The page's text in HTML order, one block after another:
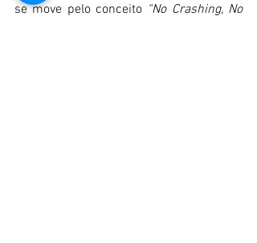
se move pelo conceito “No Crashing, No